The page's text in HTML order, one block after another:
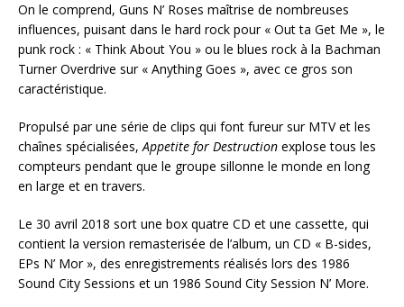
On le comprend, Guns N’ Roses maîtrise de nombreuses
influences, puisant dans le hard rock pour « Out ta Get Me », le
punk rock : « Think About You » ou le blues rock à la Bachman
Turner Overdrive sur « Anything Goes », avec ce gros son
caractéristique.
Propulsé par une série de clips qui font fureur sur MTV et les
chaînes spécialisées,Appetite for Destruction explose tous les
compteurs pendant que le groupe sillonne le monde en long
en large et en travers.
Le 30 avril 2018 sort une box quatre CD et une cassette, qui
contient la version remasterisée de l’album, un CD « B-sides,
EPs N’ Mor », des enregistrements réalisés lors des 1986
Sound City Sessions et un 1986 Sound City Session N’ More.